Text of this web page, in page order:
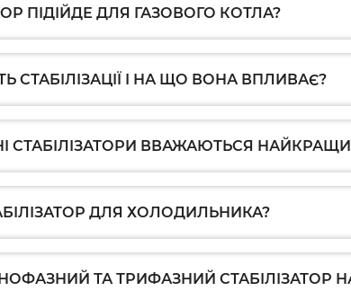
ПІДІЙДЕ ДЛЯ ГАЗОВОГО КОТЛА?
СТАБІЛІЗАЦІЇ І НА ЩО ВОНА ВПЛИВАЄ?
СТАБІЛІЗАТОРИ ВВАЖАЮТЬСЯ
ДЛЯ ХОЛОДИЛЬНИКА?
ТА ТРИФАЗНИЙ СТАБІЛІЗАТОР